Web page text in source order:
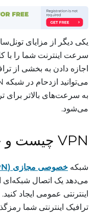
یکی دیگر از مزایای
می‌شود.
VPN چیست و چگونه کار می‌کند؟
شبکه خصوصی مجازی (VPN)
می‌دهد یک اتصال
ترافیک اینترنتی شما